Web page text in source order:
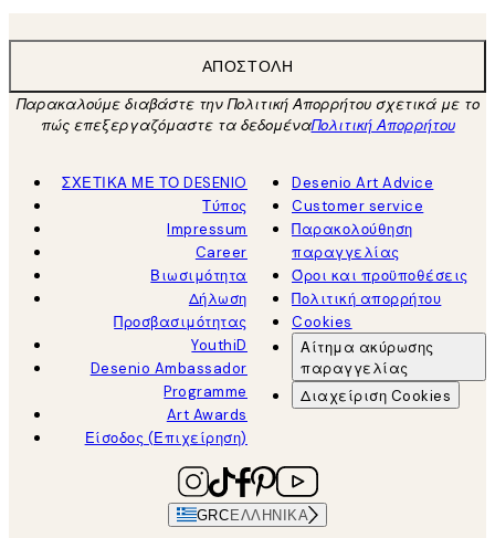
ΑΠΟΣΤΟΛΉ
Παρακαλούμε διαβάστε την Πολιτική Απορρήτου σχετικά με το
πώς επεξεργαζόμαστε τα δεδομέναΠολιτική Απορρήτου
ΣΧΕΤΙΚΑ ΜΕ ΤΟ DESENIO
Τύπος
Impressum
Career
Βιωσιμότητα
Δήλωση
Προσβασιμότητας
YouthiD
Desenio Ambassador
Programme
Art Awards
Είσοδος (Επιχείρηση)
Desenio Art Advice
Customer service
Παρακολούθηση
παραγγελίας
Όροι και προϋποθέσεις
Πολιτική απορρήτου
Cookies
Αίτημα ακύρωσης
παραγγελίας
Διαχείριση Cookies
GRCΕΛΛΗΝΙΚΆ